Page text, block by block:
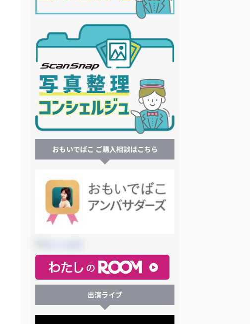
おもいでばこ ご購入相談はこちら
出演ライブ